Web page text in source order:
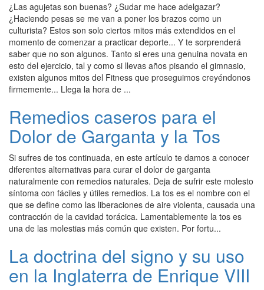
¿Las agujetas son buenas? ¿Sudar me hace adelgazar?
¿Haciendo pesas se me van a poner los brazos como un
culturista? Estos son solo ciertos mitos más extendidos en el
momento de comenzar a practicar deporte... Y te sorprenderá
saber que no son algunos. Tanto si eres una genuina novata en
esto del ejercicio, tal y como si llevas años pisando el gimnasio,
existen algunos mitos del Fitness que proseguimos creyéndonos
firmemente... Llega la hora de ...
Remedios caseros para el
Dolor de Garganta y la Tos
Si sufres de tos continuada, en este artículo te damos a conocer
diferentes alternativas para curar el dolor de garganta
naturalmente con remedios naturales. Deja de sufrir este molesto
síntoma con fáciles y útiles remedios. La tos es el nombre con el
que se define como las liberaciones de aire violenta, causada una
contracción de la cavidad torácica. Lamentablemente la tos es
una de las molestias más común que existen. Por fortu...
La doctrina del signo y su uso
en la Inglaterra de Enrique VIII